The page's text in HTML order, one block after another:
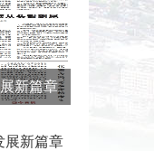
新篇章
展新篇章